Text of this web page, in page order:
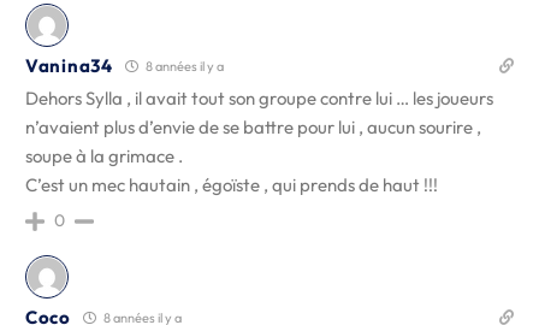
Vanina34 8 années il y a
Dehors Sylla , il avait tout son groupe contre lui … les joueurs
n’avaient plus d’envie de se battre pour lui , aucun sourire ,
soupe à la grimace .
C’est un mec hautain , égoïste , qui prends de haut !!!
0
Coco 8 années il y a